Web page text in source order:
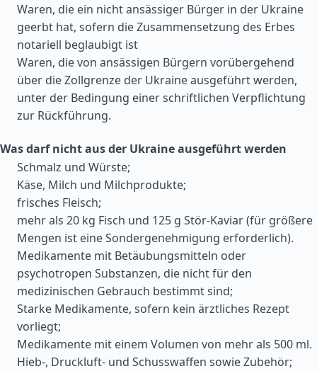
Waren, die ein nicht ansässiger Bürger in der Ukraine
geerbt hat, sofern die Zusammensetzung des Erbes
notariell beglaubigt ist
Waren, die von ansässigen Bürgern vorübergehend
über die Zollgrenze der Ukraine ausgeführt werden,
unter der Bedingung einer schriftlichen Verpflichtung
zur Rückführung.
Was darf nicht aus der Ukraine ausgeführt werden
Schmalz und Würste;
Käse, Milch und Milchprodukte;
frisches Fleisch;
mehr als 20 kg Fisch und 125 g Stör-Kaviar (für größere
Mengen ist eine Sondergenehmigung erforderlich).
Medikamente mit Betäubungsmitteln oder
psychotropen Substanzen, die nicht für den
medizinischen Gebrauch bestimmt sind;
Starke Medikamente, sofern kein ärztliches Rezept
vorliegt;
Medikamente mit einem Volumen von mehr als 500 ml.
Hieb-, Druckluft- und Schusswaffen sowie Zubehör;